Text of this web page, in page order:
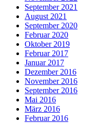
September 2021
August 2021
September 2020
Februar 2020
Oktober 2019
Februar 2017
Januar 2017
Dezember 2016
November 2016
September 2016
Mai 2016
März 2016
Februar 2016